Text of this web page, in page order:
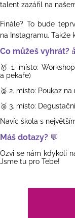
talent zazářil na
Finále? To bude
na Instagramu.
Co můžeš vyhrát?
🥇 1. místo:
a pekaře)
🥈 2. místo: Poukaz
🥉 3. místo:
Navíc škola s
Máš dotazy? 💬
Ozvi se nám kdykoli
Jsme tu pro Tebe!